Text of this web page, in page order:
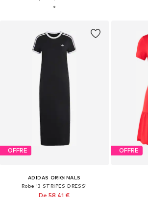
OFFRE
ADIDAS ORIGINALS
Robe '3 STRIPES DRESS'
De 58,41 €
OFFRE